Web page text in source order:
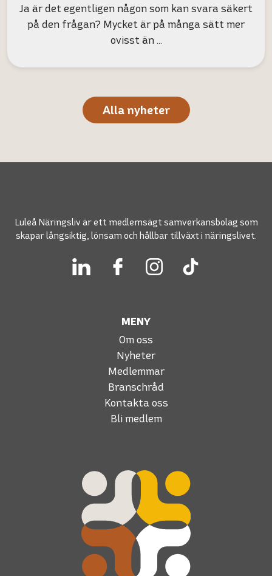
Ja är det egentligen någon som kan svara säkert
på den frågan? Mycket är på många sätt mer
ovisst än …
Alla nyheter
Luleå Näringsliv är ett medlemsägt samverkansbolag som
skapar långsiktig, lönsam och hållbar tillväxt i näringslivet.
MENY
Om oss
Nyheter
Medlemmar
Branschråd
Kontakta oss
Bli medlem